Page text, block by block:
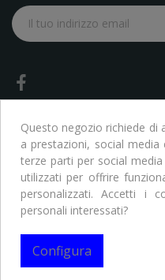
Copyright © Libreria
Questo negozio richiede di
a prestazioni, social
terze parti per social
utilizzati per offrire
personalizzati. Accetti i
personali interessati?
Configura